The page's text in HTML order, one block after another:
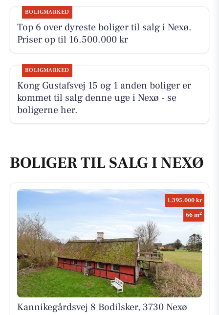
BOLIGMARKED
Top 6 over dyreste boliger til salg i Nexø.
Priser op til 16.500.000 kr
BOLIGMARKED
Kong Gustafsvej 15 og 1 anden boliger er
kommet til salg denne uge i Nexø - se
boligerne her.
BOLIGER TIL SALG I NEXØ
1.395.000 kr
66 m2
Kannikegårdsvej 8 Bodilsker, 3730 Nexø